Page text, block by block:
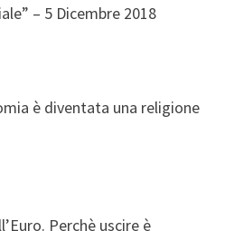
– 5 Dicembre 2018
è diventata una religione
Perchè uscire è